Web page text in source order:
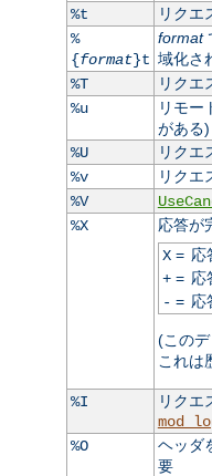
%t
リクエ
%
{format}t
format
域化さ
%T
リクエ
%u
リモー
がある)
%U
リクエ
%v
リクエ
%V
%X
応答が
X= 応
+= 応
- = 応
(この
これは
%I
リクエ
%O
ヘッダ
要